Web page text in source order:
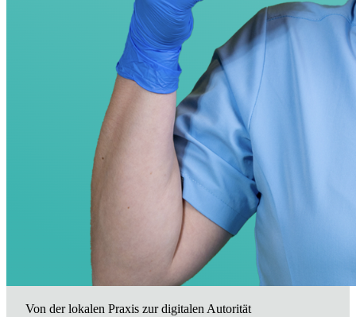
Von der lokalen Praxis zur digitalen Autorität